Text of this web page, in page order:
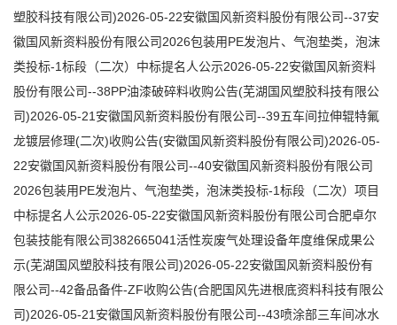
塑胶科技有限公司)2026-05-22安徽国风新资料股份有限公司--37安
徽国风新资料股份有限公司2026包装用PE发泡片、气泡垫类，泡沫
类投标-1标段（二次）中标提名人公示2026-05-22安徽国风新资料
股份有限公司--38PP油漆破碎料收购公告(芜湖国风塑胶科技有限公
司)2026-05-21安徽国风新资料股份有限公司--39五车间拉伸辊特氟
龙镀层修理(二次)收购公告(安徽国风新资料股份有限公司)2026-05-
22安徽国风新资料股份有限公司--40安徽国风新资料股份有限公司
2026包装用PE发泡片、气泡垫类，泡沫类投标-1标段（二次）项目
中标提名人公示2026-05-22安徽国风新资料股份有限公司合肥卓尔
包装技能有限公司382665041活性炭废气处理设备年度维保成果公
示(芜湖国风塑胶科技有限公司)2026-05-22安徽国风新资料股份有
限公司--42备品备件-ZF收购公告(合肥国风先进根底资料科技有限公
司)2026-05-21安徽国风新资料股份有限公司--43喷涂部三车间冰水